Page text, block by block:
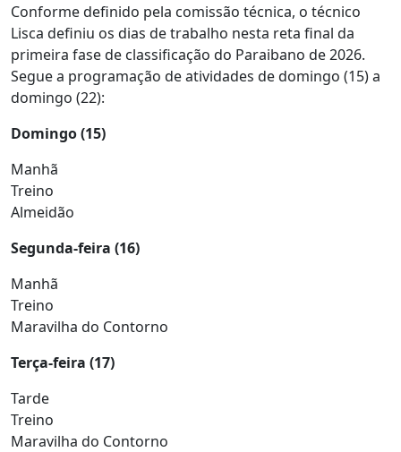
Conforme definido pela comissão técnica, o técnico
Lisca definiu os dias de trabalho nesta reta final da
primeira fase de classificação do Paraibano de 2026.
Segue a programação de atividades de domingo (15) a
domingo (22):
Domingo (15)
Manhã
Treino
Almeidão
Segunda-feira (16)
Manhã
Treino
Maravilha do Contorno
Terça-feira (17)
Tarde
Treino
Maravilha do Contorno